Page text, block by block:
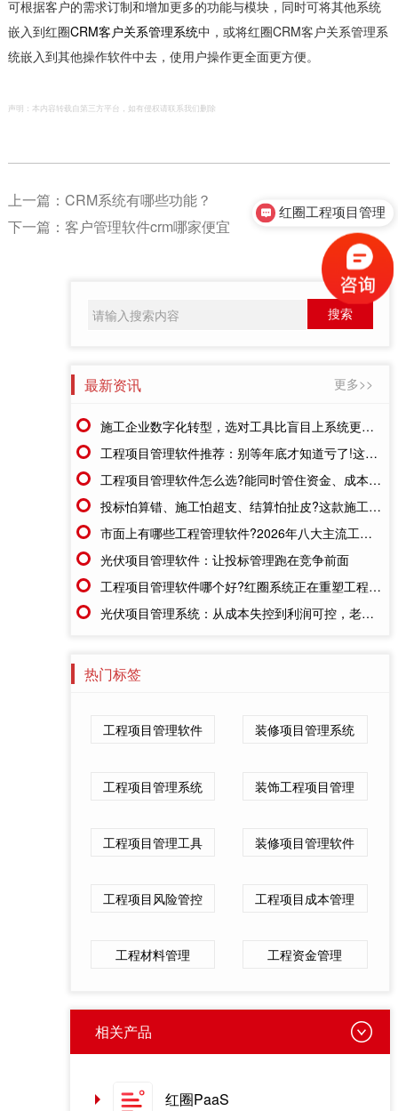
可根据客户的需求订制和增加更多的功能与模块，同时可将其他系统
嵌入到红圈CRM客户关系管理系统中，或将红圈CRM客户关系管理系
统嵌入到其他操作软件中去，使用户操作更全面更方便。
声明：本内容转载自第三方平台，如有侵权请联系我们删除
上一篇： CRM系统有哪些功能？
下一篇： 客户管理软件crm哪家便宜
最新资讯 更多>>
施工企业数字化转型，选对工具比盲目上系统更重要
工程项目管理软件推荐：别等年底才知道亏了!这套系统让每一分钱都有迹可循
工程项目管理软件怎么选?能同时管住资金、成本、进度的才靠谱
投标怕算错、施工怕超支、结算怕扯皮?这款施工成本管理系统一招全解决
市面上有哪些工程管理软件?2026年八大主流工具深度盘点
光伏项目管理软件：让投标管理跑在竞争前面
工程项目管理软件哪个好?红圈系统正在重塑工程企业的"数字大脑"
光伏项目管理系统：从成本失控到利润可控，老板只需做对一步
热门标签
工程项目管理软件 装修项目管理系统
工程项目管理系统 装饰工程项目管理
工程项目管理工具 装修项目管理软件
工程项目风险管控 工程项目成本管理
工程材料管理 工程资金管理
相关产品
红圈PaaS
红圈工程项目管理